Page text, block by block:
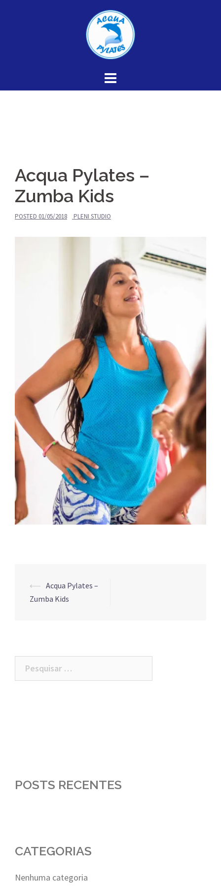
Acqua Pylates –
Zumba Kids
POSTED 01/05/2018 PLENI STUDIO
Post
navigation
⟵ Acqua Pylates –
Zumba Kids
Pesquisar
POSTS RECENTES
CATEGORIAS
Nenhuma categoria